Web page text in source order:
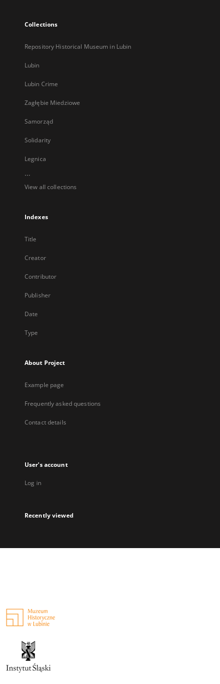
Collections
Repository Historical Museum in Lubin
Lubin
Lubin Crime
Zagłębie Miedziowe
Samorząd
Solidarity
Legnica
...
View all collections
Indexes
Title
Creator
Contributor
Publisher
Date
Type
About Project
Example page
Frequently asked questions
Contact details
User's account
Log in
Recently viewed